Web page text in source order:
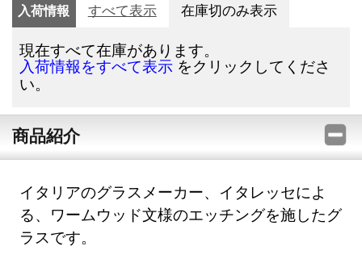
入荷情報 すべて表示 在庫切のみ表示
現在すべて在庫があります。
入荷情報をすべて表示 をクリックしてくださ
い。
商品紹介
イタリアのグラスメーカー、イタレッセによ
る、ワームウッド文様のエッチングを施したグ
ラスです。